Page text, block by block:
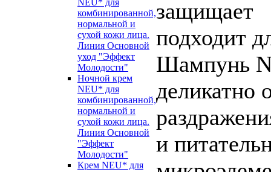
NEU* для
комбинированной,
нормальной и
сухой кожи лица.
Линия Основной
уход "Эффект
Молодости"
Ночной крем
NEU* для
комбинированной,
нормальной и
сухой кожи лица.
Линия Основной
"Эффект
Молодости"
Крем NEU* для
защищает
подходит
Шампунь
деликатно
и